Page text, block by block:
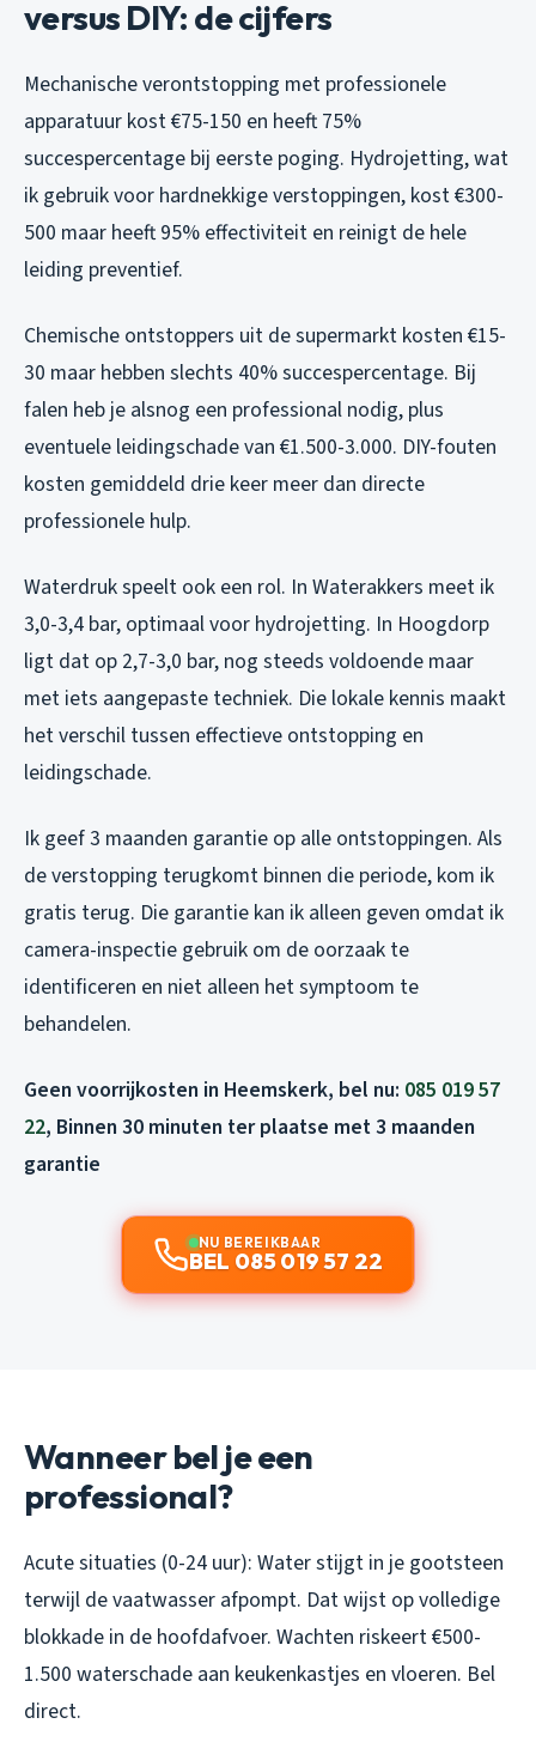
versus DIY: de cijfers
Mechanische verontstopping met professionele
apparatuur kost €75-150 en heeft 75%
succespercentage bij eerste poging. Hydrojetting, wat
ik gebruik voor hardnekkige verstoppingen, kost €300-
500 maar heeft 95% effectiviteit en reinigt de hele
leiding preventief.
Chemische ontstoppers uit de supermarkt kosten €15-
30 maar hebben slechts 40% succespercentage. Bij
falen heb je alsnog een professional nodig, plus
eventuele leidingschade van €1.500-3.000. DIY-fouten
kosten gemiddeld drie keer meer dan directe
professionele hulp.
Waterdruk speelt ook een rol. In Waterakkers meet ik
3,0-3,4 bar, optimaal voor hydrojetting. In Hoogdorp
ligt dat op 2,7-3,0 bar, nog steeds voldoende maar
met iets aangepaste techniek. Die lokale kennis maakt
het verschil tussen effectieve ontstopping en
leidingschade.
Ik geef 3 maanden garantie op alle ontstoppingen. Als
de verstopping terugkomt binnen die periode, kom ik
gratis terug. Die garantie kan ik alleen geven omdat ik
camera-inspectie gebruik om de oorzaak te
identificeren en niet alleen het symptoom te
behandelen.
Geen voorrijkosten in Heemskerk, bel nu: 085 019 57
22, Binnen 30 minuten ter plaatse met 3 maanden
garantie
NU BEREIKBAAR
BEL 085 019 57 22
Wanneer bel je een
professional?
Acute situaties (0-24 uur): Water stijgt in je gootsteen
terwijl de vaatwasser afpompt. Dat wijst op volledige
blokkade in de hoofdafvoer. Wachten riskeert €500-
1.500 waterschade aan keukenkastjes en vloeren. Bel
direct.